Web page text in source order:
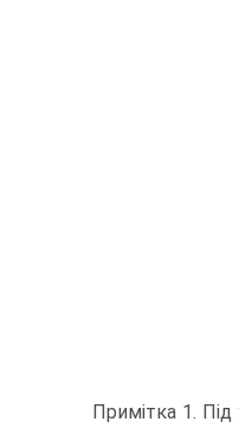
Примітка 1.